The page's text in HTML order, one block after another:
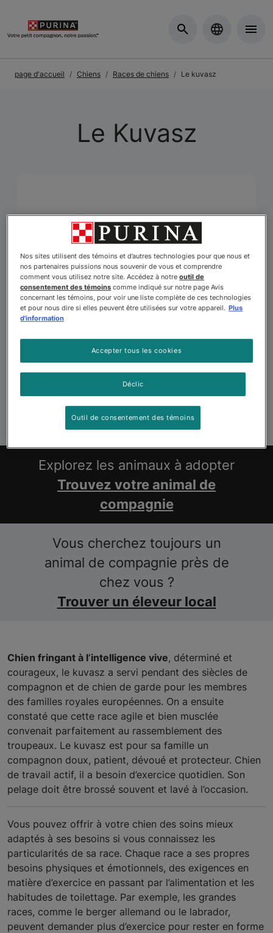
page d'accueil Chiens Races de chiens Le kuvasz
Le Kuvasz
Explorez les animaux à adopter
Trouvez votre animal de
compagnie
Vous cherchez toujours un
animal de compagnie près de
chez vous ?
Trouver un éleveur local
Chien fringant à l’intelligence vive, déterminé et
courageux, le kuvasz a servi pendant des siècles de
compagnon et de chien de garde pour les membres
des familles royales européennes. On a ensuite
constaté que cette race agile et bien musclée
convenait parfaitement au rassemblement des
troupeaux. Le kuvasz est pour sa famille un
compagnon doux, patient, dévoué et protecteur. Chien
de travail actif, il a besoin d’exercice quotidien. Son
pelage doit être brossé souvent et lavé à l’occasion.
Vous pouvez offrir à votre chien des soins mieux
adaptés à ses besoins si vous connaissez les
particularités de sa race. Chaque race a ses propres
besoins physiques et émotionnels, des exigences en
matière d’exercice en passant par l’alimentation et les
habitudes de toilettage. Par exemple, les grandes
races, comme le berger allemand ou le labrador,
peuvent demander plus d’exercice pour rester en forme
Nos sites utilisent des témoins et d’autres technologies pour que nous et
nos partenaires puissions nous souvenir de vous et comprendre
comment vous utilisez notre site. Accédez à notreoutil de
consentement des témoins comme indiqué sur notre page Avis
concernant les témoins, pour voir une liste complète de ces technologies
et pour nous dire si elles peuvent être utilisées sur votre appareil. Plus
d'information
Déclic
Accepter tous les cookies
Outil de consentement des témoins